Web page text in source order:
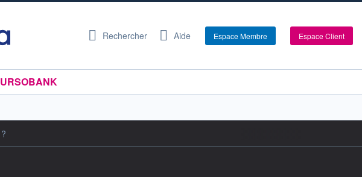
Rechercher Aide Espace Membre Espace Client